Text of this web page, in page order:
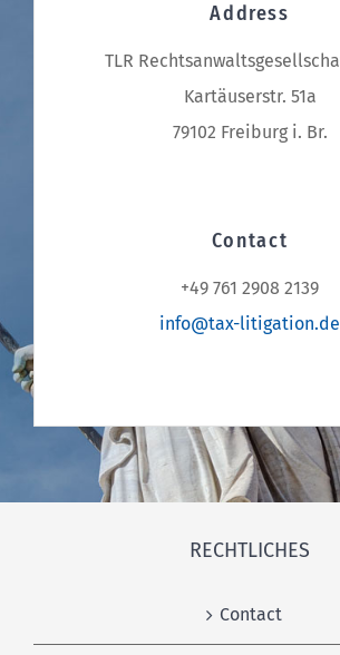
Address
TLR
Kartäuserstr. 51a
79102 Freiburg i. Br.
Contact
+49 761 2908 2139
info@tax-litigation.de
RECHTLICHES
Contact